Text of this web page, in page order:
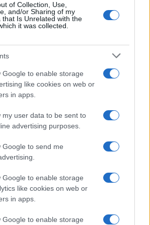
of Collection, Use,
and/or Sharing of my
that Is Unrelated with the
it was collected.
Google to enable storage
like cookies on web or
in apps.
my user data to be sent to
advertising purposes.
Google to send me
Google to enable storage
like cookies on web or
in apps.
Google to enable storage